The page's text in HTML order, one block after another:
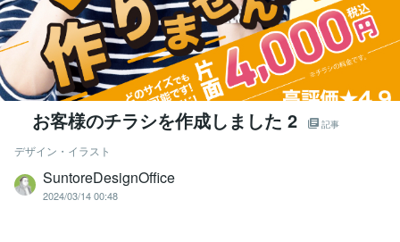
お客様のチラシを作成しました 2 記事
デザイン・イラスト
SuntoreDesignOffice
2024/03/14 00:48